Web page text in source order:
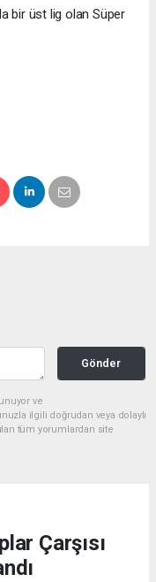
bir üst lig olan Süper
Gönder
ve
ilgili doğrudan veya dolaylı
tüm yorumlardan site
Çarşısı